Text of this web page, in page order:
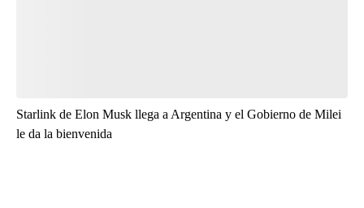
Starlink de Elon Musk llega a Argentina y el Gobierno de Milei
le da la bienvenida